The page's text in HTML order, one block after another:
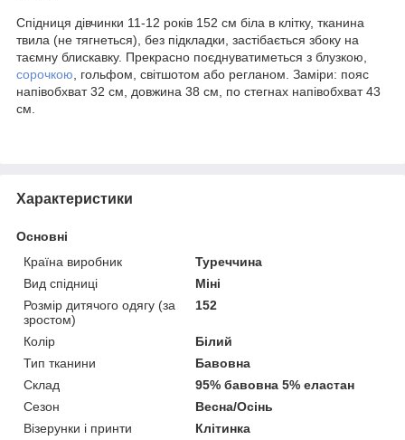
Спідниця дівчинки 11-12 років 152 см біла в клітку, тканина
твила (не тягнеться), без підкладки, застібається збоку на
таємну блискавку. Прекрасно поєднуватиметься з блузкою,
сорочкою , гольфом, світшотом або регланом. Заміри: пояс
напівобхват 32 см, довжина 38 см, по стегнах напівобхват 43
см.
Характеристики
Основні
Країна виробник
Туреччина
Вид спідниці
Міні
Розмір дитячого одягу (за
зростом)
152
Колір
Білий
Тип тканини
Бавовна
Склад
95% бавовна 5% еластан
Сезон
Весна/Осінь
Візерунки і принти
Клітинка